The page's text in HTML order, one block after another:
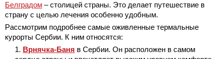
Белградом – столицей страны. Это делает путешествие в
страну с целью лечения особенно удобным.
Рассмотрим подробнее самые оживленные термальные
курорты Сербии. К ним относятся:
Врнячка-Баня в Сербии. Он расположен в самом